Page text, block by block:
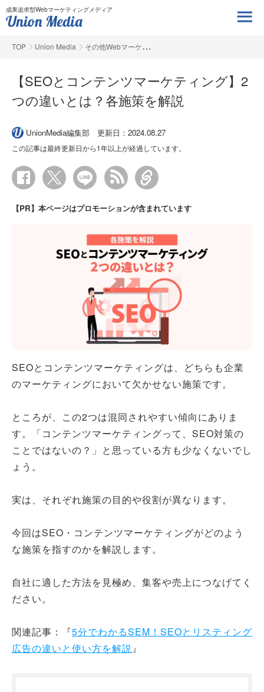
成果追求型Webマーケティングメディア
TOP Union Media その他Webマーケ
【SEOとコンテンツマーケティング】2
つの違いとは？各施策を解説
UnionMedia編集部 更新日：2024.08.27
この記事は最終更新日から1年以上が経過しています。
【PR】本ページはプロモーションが含まれています
SEOとコンテンツマーケティングは、どちらも企業
のマーケティングにおいて欠かせない施策です。
ところが、この2つは混同されやすい傾向にありま
す。「コンテンツマーケティングって、SEO対策の
ことではないの？」と思っている方も少なくないでし
ょう。
実は、それぞれ施策の目的や役割が異なります。
今回はSEO・コンテンツマーケティングがどのよう
な施策を指すのかを解説します。
自社に適した方法を見極め、集客や売上につなげてく
ださい。
関連記事：『5分でわかるSEM！SEOとリスティング
広告の違いと使い方を解説』